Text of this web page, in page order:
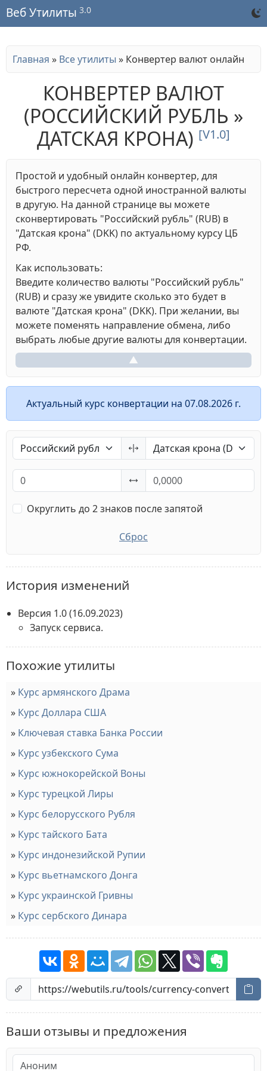
Веб Утилиты 3.0
Главная » Все утилиты » Конвертер валют онлайн
КОНВЕРТЕР ВАЛЮТ
(РОССИЙСКИЙ РУБЛЬ »
ДАТСКАЯ КРОНА) [V1.0]
Простой и удобный онлайн конвертер, для
быстрого пересчета одной иностранной валюты
в другую. На данной странице вы можете
сконвертировать "Российский рубль" (RUB) в
"Датская крона" (DKK) по актуальному курсу ЦБ
РФ.
Как использовать:
Введите количество валюты "Российский рубль"
(RUB) и сразу же увидите сколько это будет в
валюте "Датская крона" (DKK). При желании, вы
можете поменять направление обмена, либо
выбрать любые другие валюты для конвертации.
▲
Актуальный курс конвертации на 07.08.2026 г.
Округлить до 2 знаков после запятой
Сброс
История изменений
Версия 1.0(16.09.2023)
Запуск сервиса.
Похожие утилиты
Курс армянского Драма
Курс Доллара США
Ключевая ставка Банка России
Курс узбекского Сума
Курс южнокорейской Воны
Курс турецкой Лиры
Курс белорусского Рубля
Курс тайского Бата
Курс индонезийской Рупии
Курс вьетнамского Донга
Курс украинской Гривны
Курс сербского Динара
Ваши отзывы и предложения